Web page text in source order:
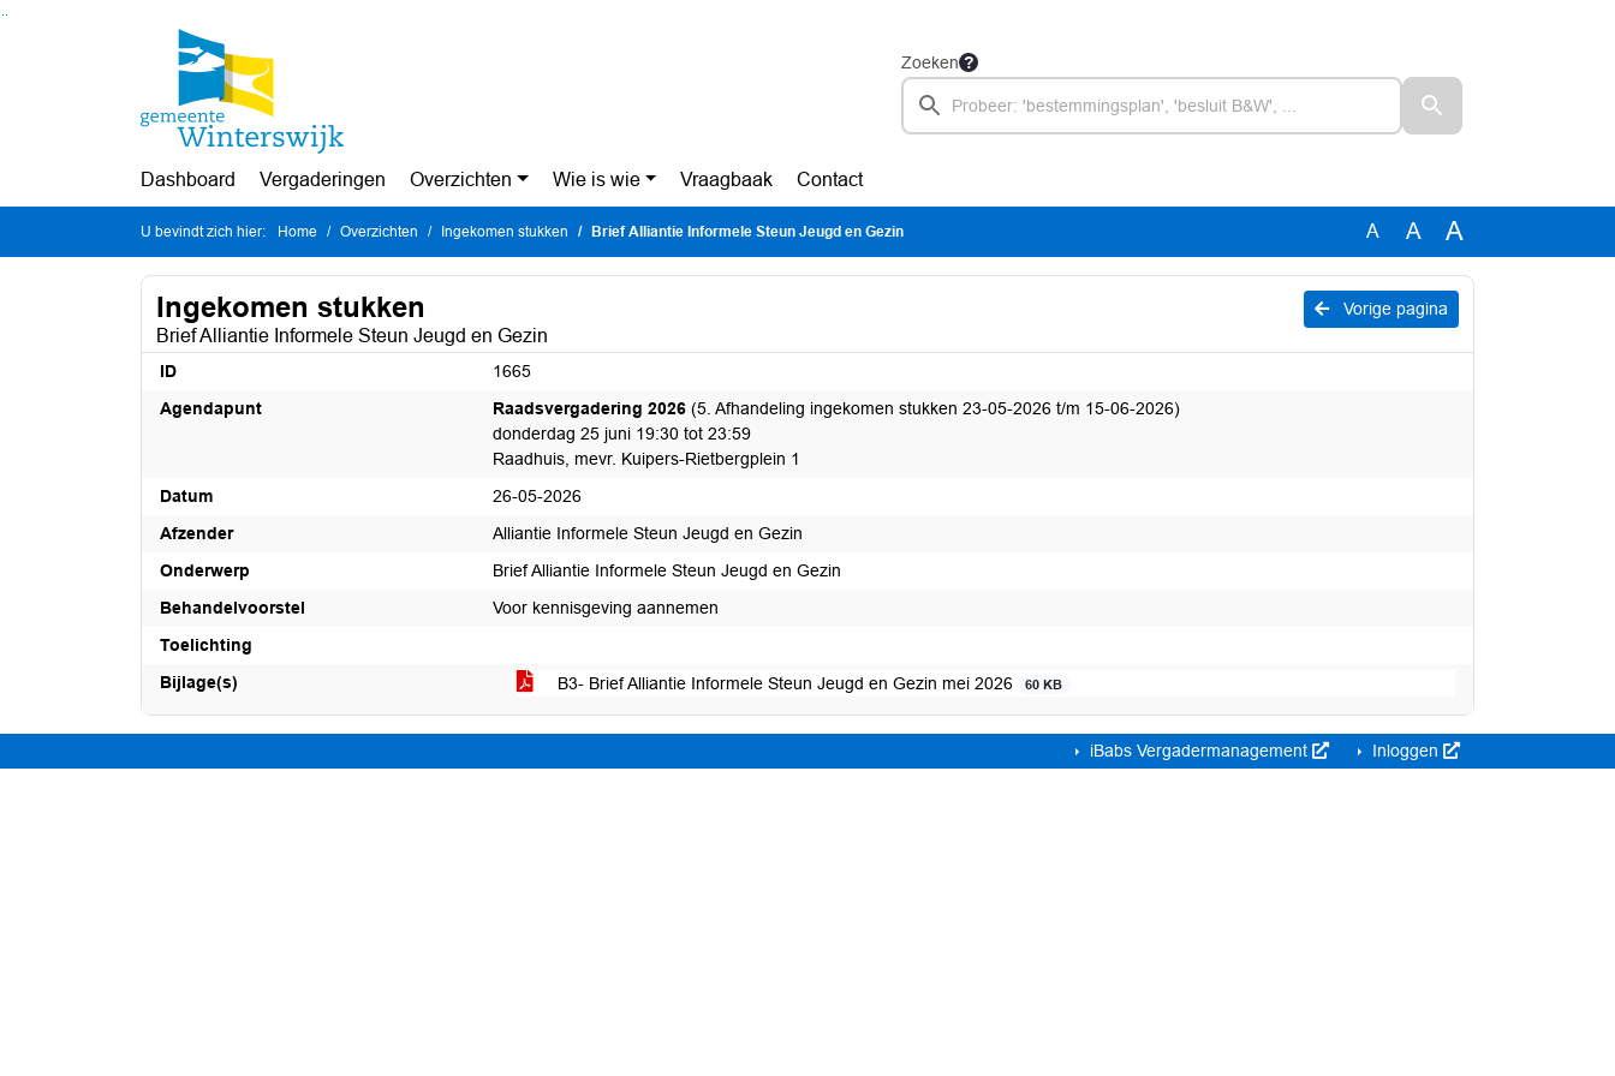
Ga naar de inhoud van deze pagina
Zoeken
Dashboard Vergaderingen Overzichten Wie is wie Vraagbaak Contact
U bevindt zich hier: Home Overzichten Ingekomen stukken Brief Alliantie Informele Steun Jeugd en Gezin A A A
Vorige pagina
Ingekomen stukken
Brief Alliantie Informele Steun Jeugd en Gezin
ID
1665
Agendapunt
Raadsvergadering 2026 (5. Afhandeling ingekomen stukken 23-05-2026 t/m 15-06-2026)
donderdag 25 juni 19:30 tot 23:59
Raadhuis, mevr. Kuipers-Rietbergplein 1
Datum
26-05-2026
Afzender
Alliantie Informele Steun Jeugd en Gezin
Onderwerp
Brief Alliantie Informele Steun Jeugd en Gezin
Behandelvoorstel
Voor kennisgeving aannemen
Toelichting
Bijlage(s)
B3- Brief Alliantie Informele Steun Jeugd en Gezin mei 2026 60 KB
iBabs Vergadermanagement Inloggen